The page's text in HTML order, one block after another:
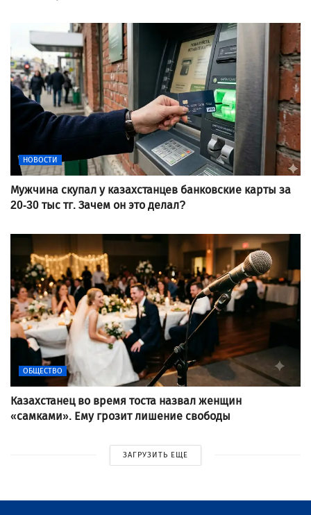
НОВОСТИ
Мужчина скупал у казахстанцев банковские карты за
20-30 тыс тг. Зачем он это делал?
ОБЩЕСТВО
Казахстанец во время тоста назвал женщин
«самками». Ему грозит лишение свободы
ЗАГРУЗИТЬ ЕЩЕ